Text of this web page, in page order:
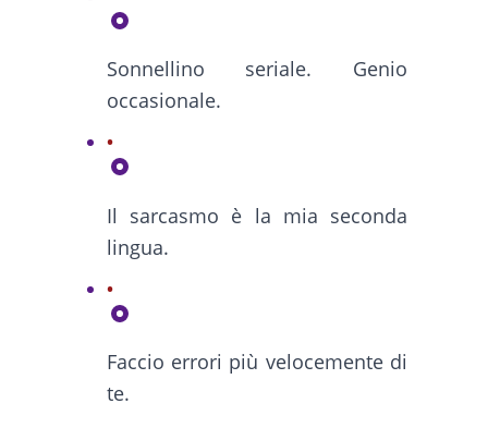
Sonnellino seriale. Genio
occasionale.
Il sarcasmo è la mia seconda
lingua.
Faccio errori più velocemente di
te.